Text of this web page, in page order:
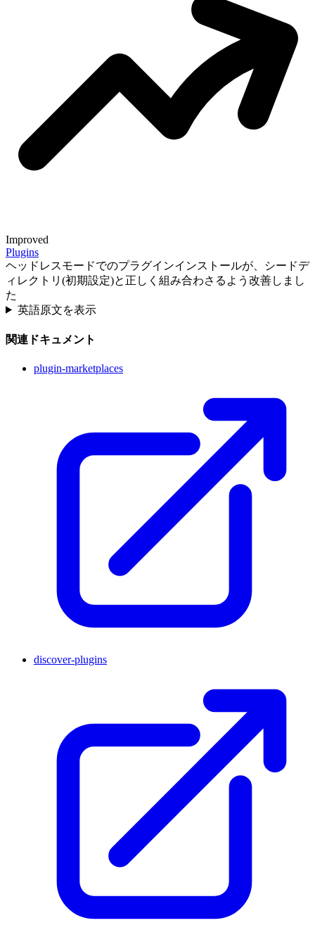
Improved
Plugins
ヘッドレスモードでのプラグインインストールが、シードデ
ィレクトリ(初期設定)と正しく組み合わさるよう改善しまし
た
英語原文を表示
関連ドキュメント
plugin-marketplaces
discover-plugins